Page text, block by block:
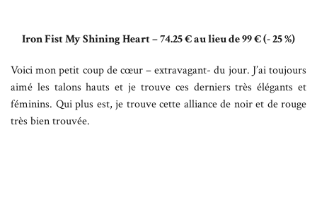
Iron Fist My Shining Heart – 74.25 € au lieu de 99 € (- 25 %)
Voici mon petit coup de cœur – extravagant- du jour. J’ai toujours
aimé les talons hauts et je trouve ces derniers très élégants et
féminins. Qui plus est, je trouve cette alliance de noir et de rouge
très bien trouvée.